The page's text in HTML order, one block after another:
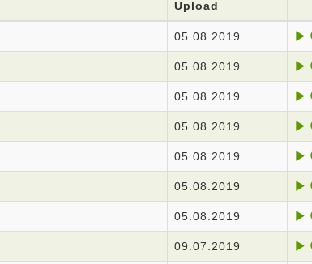
Upload
05.08.2019
05.08.2019
05.08.2019
05.08.2019
05.08.2019
05.08.2019
05.08.2019
09.07.2019